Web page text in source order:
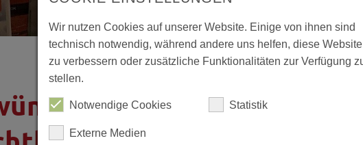
– Geschenke für
Wir nutzen Cookies auf unserer Website. Einige von ihnen sind
technisch notwendig, während andere uns helfen, diese Website
zu verbessern oder zusätzliche Funktionalitäten zur Verfügung
stellen.
Notwendige Cookies Statistik
Externe Medien